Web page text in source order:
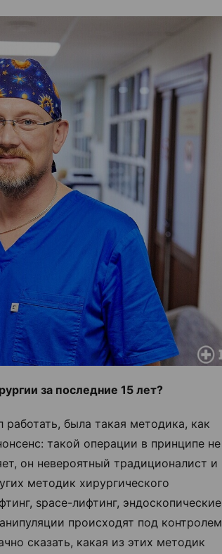
за последние 15 лет?
была такая методика, как
такой операции в принципе не
он невероятный традиционалист и
методик хирургического
space-лифтинг, эндоскопические
происходят под контролем
сказать, какая из этих методик